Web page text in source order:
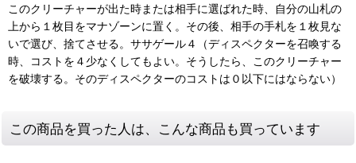
このクリーチャーが出た時または相手に選ばれた時、自分の山札の
上から１枚目をマナゾーンに置く。その後、相手の手札を１枚見な
いで選び、捨てさせる。ササゲール４（ディスペクターを召喚する
時、コストを４少なくしてもよい。そうしたら、このクリーチャー
を破壊する。そのディスペクターのコストは０以下にはならない）
この商品を買った人は、こんな商品も買っています